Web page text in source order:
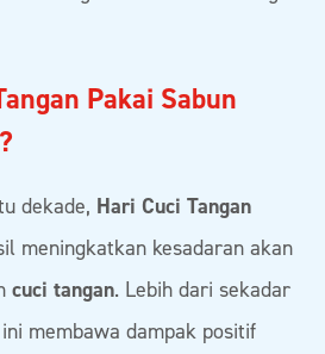
Pakai Sabun
dekade, Hari Cuci Tangan
meningkatkan kesadaran akan
cuci tangan. Lebih dari sekadar
membawa dampak positif